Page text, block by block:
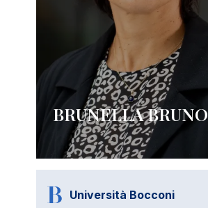
BRUNELLA BRUNO
Università Bocconi